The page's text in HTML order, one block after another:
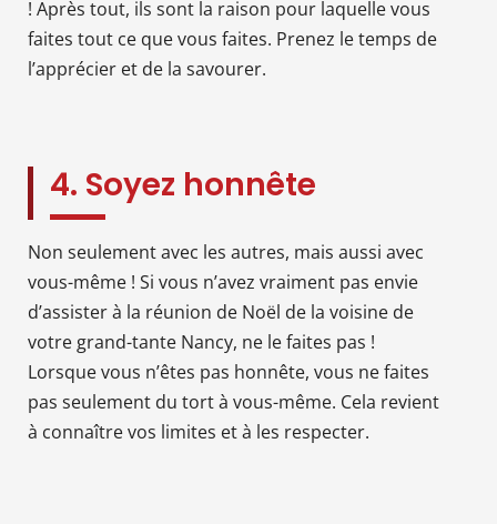
! Après tout, ils sont la raison pour laquelle vous
faites tout ce que vous faites. Prenez le temps de
l’apprécier et de la savourer.
4. Soyez honnête
Non seulement avec les autres, mais aussi avec
vous-même ! Si vous n’avez vraiment pas envie
d’assister à la réunion de Noël de la voisine de
votre grand-tante Nancy, ne le faites pas !
Lorsque vous n’êtes pas honnête, vous ne faites
pas seulement du tort à vous-même. Cela revient
à connaître vos limites et à les respecter.